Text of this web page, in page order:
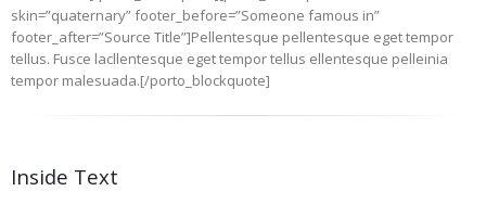
skin=”quaternary” footer_before=”Someone famous in”
footer_after=”Source Title”]Pellentesque pellentesque eget tempor
tellus. Fusce lacllentesque eget tempor tellus ellentesque pelleinia
tempor malesuada.[/porto_blockquote]
Inside Text